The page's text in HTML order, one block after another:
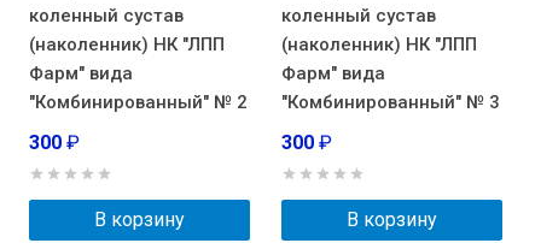
коленный сустав
(наколенник) НК "ЛПП
Фарм" вида
"Комбинированный" № 2
300 ₽
В корзину
коленный сустав
(наколенник) НК "ЛПП
Фарм" вида
"Комбинированный" № 3
300 ₽
В корзину